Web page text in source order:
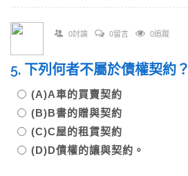
0討論 0留言 0追蹤
5. 下列何者不屬於債權契約？
(A)A車的買賣契約
(B)B書的贈與契約
(C)C屋的租賃契約
(D)D債權的讓與契約。